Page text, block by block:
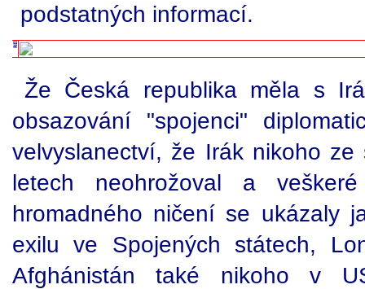
podstatných informací.
Že Česká republika měla s
obsazování "spojenci"
velvyslanectví, že Irák nikoho
letech neohrožoval a
hromadného ničení se ukázaly
exilu ve Spojených státech,
Afghánistán také nikoho v